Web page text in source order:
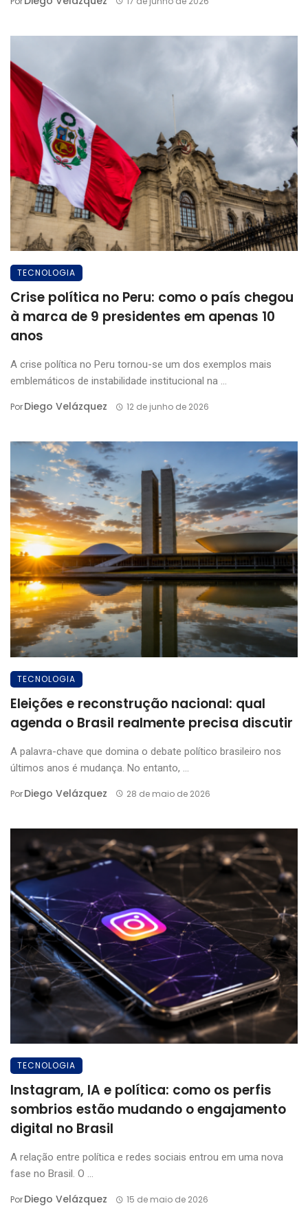
TECNOLOGIA
Crise política no Peru: como o país chegou
à marca de 9 presidentes em apenas 10
anos
A crise política no Peru tornou-se um dos exemplos mais
emblemáticos de instabilidade institucional na ...
PorDiego Velázquez 12 de junho de 2026
TECNOLOGIA
Eleições e reconstrução nacional: qual
agenda o Brasil realmente precisa discutir
A palavra-chave que domina o debate político brasileiro nos
últimos anos é mudança. No entanto, ...
PorDiego Velázquez 28 de maio de 2026
TECNOLOGIA
Instagram, IA e política: como os perfis
sombrios estão mudando o engajamento
digital no Brasil
A relação entre política e redes sociais entrou em uma nova
fase no Brasil. O ...
PorDiego Velázquez 15 de maio de 2026